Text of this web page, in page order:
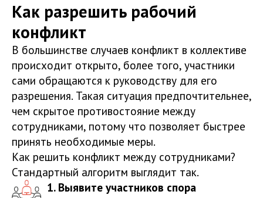
Как разрешить рабочий
конфликт
В большинстве случаев конфликт в коллективе
происходит открыто, более того, участники
сами обращаются к руководству для его
разрешения. Такая ситуация предпочтительнее,
чем скрытое противостояние между
сотрудниками, потому что позволяет быстрее
принять необходимые меры.
Как решить конфликт между сотрудниками?
Стандартный алгоритм выглядит так.
1. Выявите участников спора